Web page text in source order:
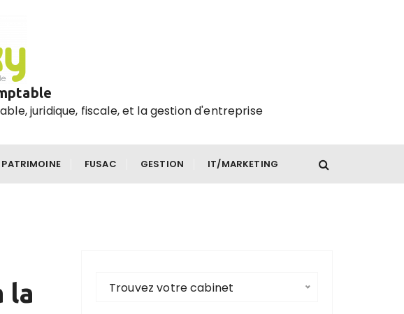
juridique, fiscale, et la gestion d'entreprise
PATRIMOINE FUSAC GESTION IT/MARKETING
la
Trouvez votre cabinet